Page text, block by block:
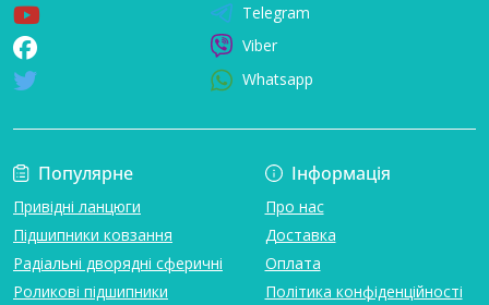
Популярне
Привідні ланцюги
Підшипники ковзання
Радіальні дворядні сферичні
Роликові підшипники
Інформація
Про нас
Доставка
Оплата
Політика конфіденційності
Telegram
Viber
Whatsapp